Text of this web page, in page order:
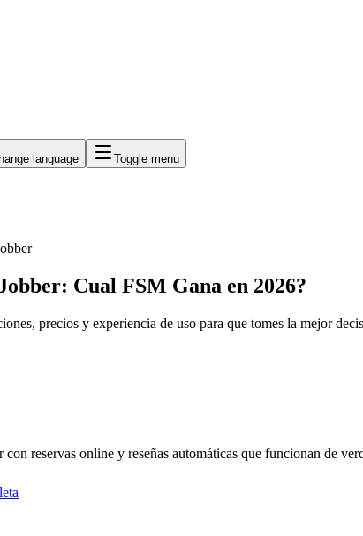
language Toggle menu
Cual FSM Gana en 2026?
precios y experiencia de uso para que tomes la mejor
reservas online y reseñas automáticas que funcionan de